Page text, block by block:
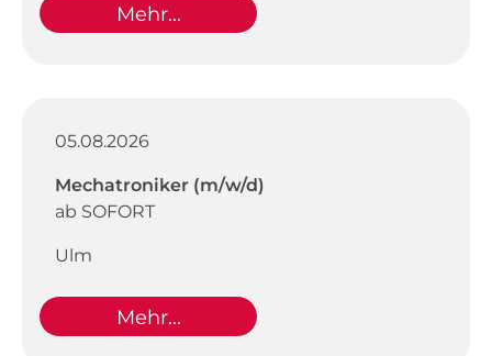
Mehr...
05.08.2026
Mechatroniker (m/w/d)
ab SOFORT
Ulm
Mehr...